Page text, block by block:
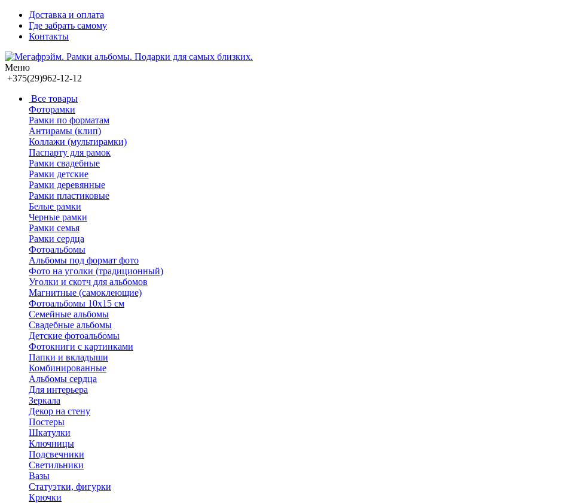
Доставка и оплата
Где забрать самому
Контакты
Меню
+375(29)962-12-12
Все товары
Фоторамки
Рамки по форматам
Антирамы (клип)
Коллажи (мультирамки)
Паспарту для рамок
Рамки свадебные
Рамки детские
Рамки деревянные
Рамки пластиковые
Белые рамки
Черные рамки
Рамки семья
Рамки сердца
Фотоальбомы
Альбомы под формат фото
Фото на уголки (традиционный)
Уголки и скотч для альбомов
Магнитные (самоклеющие)
Фотоальбомы 10х15 см
Семейные альбомы
Свадебные альбомы
Детские фотоальбомы
Фотокниги с картинками
Папки и вкладыши
Комбинированные
Альбомы сердца
Для интерьера
Зеркала
Декор на стену
Постеры
Шкатулки
Ключницы
Подсвечники
Светильники
Вазы
Статуэтки, фигурки
Крючки